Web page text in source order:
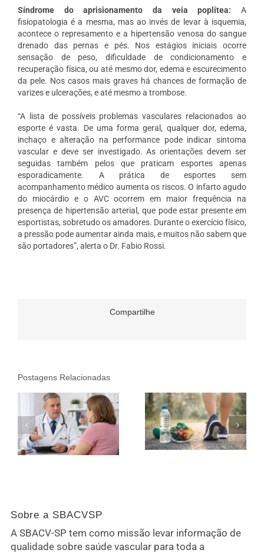
Síndrome do aprisionamento da veia poplítea:A
fisiopatologia é a mesma, mas ao invés de levar à isquemia,
acontece o represamento e a hipertensão venosa do sangue
drenado das pernas e pés. Nos estágios iniciais ocorre
sensação de peso, dificuldade de condicionamento e
recuperação física, ou até mesmo dor, edema e escurecimento
da pele. Nos casos mais graves há chances de formação de
varizes e ulcerações, e até mesmo a trombose.
“A lista de possíveis problemas vasculares relacionados ao
esporte é vasta. De uma forma geral, qualquer dor, edema,
inchaço e alteração na performance pode indicar sintoma
vascular e deve ser investigado. As orientações devem ser
seguidas também pelos que praticam esportes apenas
esporadicamente. A prática de esportes sem
acompanhamento médico aumenta os riscos. O infarto agudo
do miocárdio e o AVC ocorrem em maior frequência na
presença de hipertensão arterial, que pode estar presente em
esportistas, sobretudo os amadores. Durante o exercício físico,
a pressão pode aumentar ainda mais, e muitos não sabem que
são portadores”, alerta o Dr. Fabio Rossi.
Compartilhe
Postagens Relacionadas
Sobre a SBACVSP
A SBACV-SP tem como missão levar informação de
qualidade sobre saúde vascular para toda a